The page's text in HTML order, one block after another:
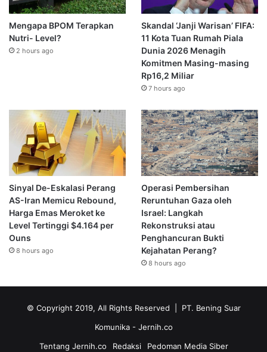
Mengapa BPOM Terapkan
Nutri- Level?
2 hours ago
Skandal ‘Janji Warisan’ FIFA:
11 Kota Tuan Rumah Piala
Dunia 2026 Menagih
Komitmen Masing-masing
Rp16,2 Miliar
7 hours ago
Sinyal De-Eskalasi Perang
AS-Iran Memicu Rebound,
Harga Emas Meroket ke
Level Tertinggi $4.164 per
Ouns
8 hours ago
Operasi Pembersihan
Reruntuhan Gaza oleh
Israel: Langkah
Rekonstruksi atau
Penghancuran Bukti
Kejahatan Perang?
8 hours ago
© Copyright 2019, All Rights Reserved | PT. Bening Suar
Komunika - Jernih.co
Tentang Jernih.co
Redaksi Pedoman Media Siber